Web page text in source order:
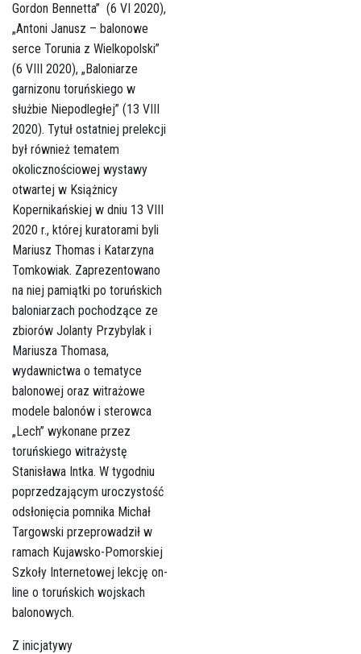
Gordon Bennetta” (6 VI 2020),
„Antoni Janusz – balonowe
serce Torunia z Wielkopolski”
(6 VIII 2020), „Baloniarze
garnizonu toruńskiego w
służbie Niepodległej” (13 VIII
2020). Tytuł ostatniej prelekcji
był również tematem
okolicznościowej wystawy
otwartej w Książnicy
Kopernikańskiej w dniu 13 VIII
2020 r., której kuratorami byli
Mariusz Thomas i Katarzyna
Tomkowiak. Zaprezentowano
na niej pamiątki po toruńskich
baloniarzach pochodzące ze
zbiorów Jolanty Przybylak i
Mariusza Thomasa,
wydawnictwa o tematyce
balonowej oraz witrażowe
modele balonów i sterowca
„Lech” wykonane przez
toruńskiego witrażystę
Stanisława Intka. W tygodniu
poprzedzającym uroczystość
odsłonięcia pomnika Michał
Targowski przeprowadził w
ramach Kujawsko-Pomorskiej
Szkoły Internetowej lekcję on-
line o toruńskich wojskach
balonowych.
Z inicjatywy